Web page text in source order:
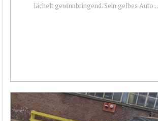
lächelt gewinnbringend. Sein gelbes Auto...